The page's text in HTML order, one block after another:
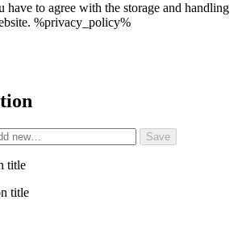
have to agree with the storage and handling
%privacy_policy%
title
title